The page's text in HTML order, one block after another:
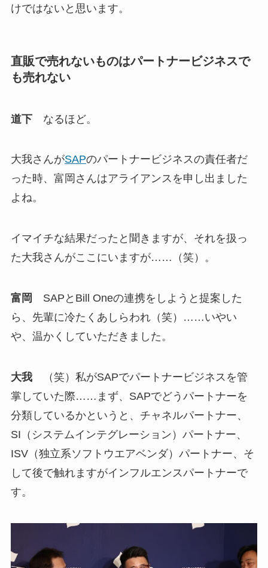
けではないと思います。
直販で売れないものはパートナービジネスで
も売れない
道下なるほど。
大我さんがSAPのパートナービジネスの責任者だ
った時、富岡さんはアライアンスを申し出ました
よね。
イマイチな結果だったと聞きますが、それを扱っ
た大我さんがここにいますが……（笑）。
富岡
SAPとBill Oneの連携をしようと提案した
ら、先輩に冷たくあしらわれ（笑）……いやい
や、温かくしていただきました。
大我（笑）私がSAPでパートナービジネスを管
掌していた際……まず、SAPでどうパートナーを
分類しているかというと、チャネルパートナー、
SI（システムインテグレーション）パートナー、
ISV（独立系ソフトウエアベンダ）パートナー、そ
して後で触れますがインフルエンスパートナーで
す。